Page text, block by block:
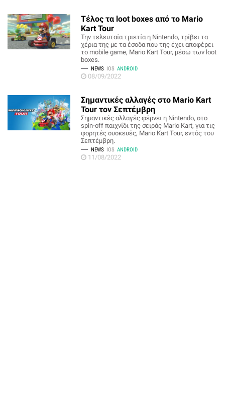
Τέλος τα loot boxes από το Mario
Kart Tour
Την τελευταία τριετία η Nintendo, τρίβει τα
χέρια της με τα έσοδα που της έχει αποφέρει
το mobile game, Mario Kart Tour, μέσω των loot
boxes.
NEWS IOS ANDROID
08/09/2022
Σημαντικές αλλαγές στο Mario Kart
Tour τον Σεπτέμβρη
Σημαντικές αλλαγές φέρνει η Nintendo, στο
spin-off παιχνίδι της σειράς Mario Kart, για τις
φορητές συσκευές, Mario Kart Tour, εντός του
Σεπτέμβρη.
NEWS IOS ANDROID
11/08/2022